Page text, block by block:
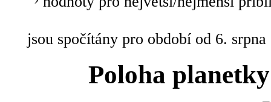
jsou spočítány pro období od 6.
Poloha